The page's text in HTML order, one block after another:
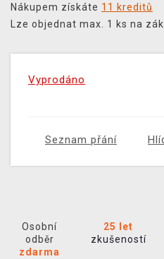
Nákupem získáte 11 kreditů
Lze objednat max. 1 ks na
Vyprodáno
Seznam přání
Osobní
odběr
zdarma
25 let
zkušeností